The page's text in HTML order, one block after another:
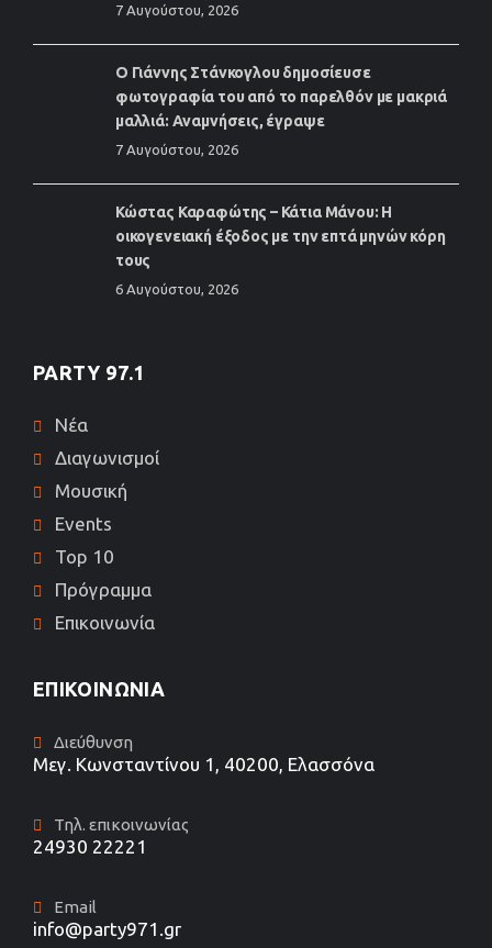
7 Αυγούστου, 2026
Ο Γιάννης Στάνκογλου δημοσίευσε
φωτογραφία του από το παρελθόν με μακριά
μαλλιά: Αναμνήσεις, έγραψε
7 Αυγούστου, 2026
Κώστας Καραφώτης – Κάτια Μάνου: Η
οικογενειακή έξοδος με την επτά μηνών κόρη
τους
6 Αυγούστου, 2026
PARTY 97.1
Νέα
Διαγωνισμοί
Μουσική
Events
Top 10
Πρόγραμμα
Επικοινωνία
ΕΠΙΚΟΙΝΩΝΊΑ
Διεύθυνση
Μεγ. Κωνσταντίνου 1, 40200, Ελασσόνα
Τηλ. επικοινωνίας
24930 22221
Email
info@party971.gr